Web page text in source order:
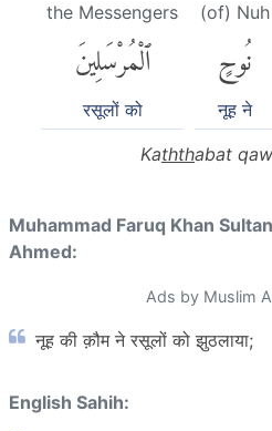
(of) Nuh
نُوحٍ
नूह ने
the Messengers
ٱلْمُرْسَلِينَ
रसूलों को
Kaththabat
Muhammad Faruq Khan
Ahmed:
Ads by Muslim
नूह की क़ौम ने रसूलों को झुठलाया;
English Sahih: